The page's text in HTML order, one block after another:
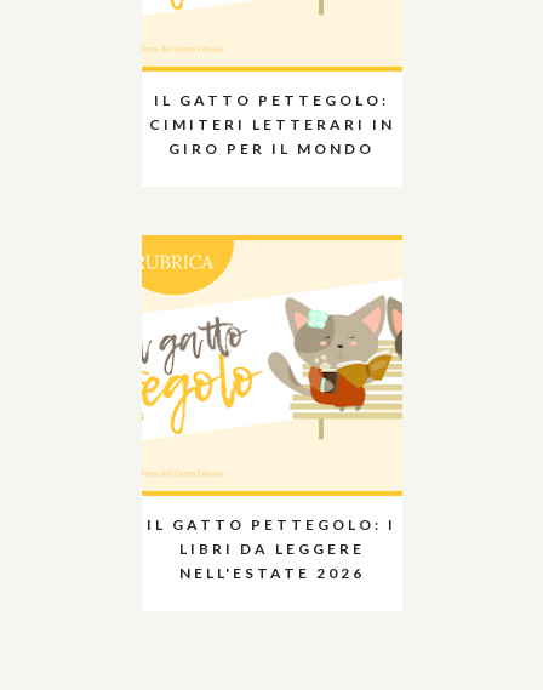
IL GATTO PETTEGOLO:
CIMITERI LETTERARI IN
GIRO PER IL MONDO
IL GATTO PETTEGOLO: I
LIBRI DA LEGGERE
NELL'ESTATE 2026